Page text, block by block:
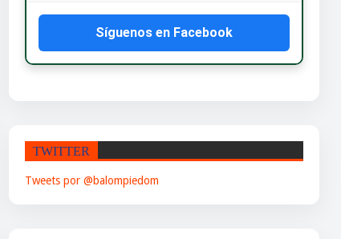
Síguenos en Facebook
TWITTER
Tweets por @balompiedom